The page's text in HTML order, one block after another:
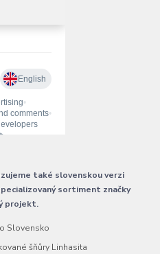
také slovenskou verzi
sortiment značky
projekt.
Slovensko
šňůry Linhasita